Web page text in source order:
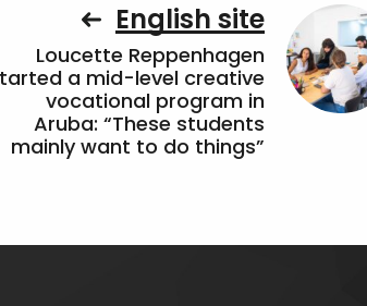
English site
Loucette Reppenhagen
a mid-level creative
vocational program in
Aruba: “These students
mainly want to do things”